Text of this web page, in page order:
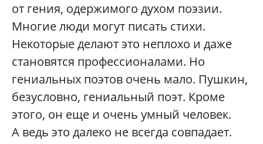
от гения, одержимого духом поэзии.
Многие люди могут писать стихи.
Некоторые делают это неплохо и даже
становятся профессионалами. Но
гениальных поэтов очень мало. Пушкин,
безусловно, гениальный поэт. Кроме
этого, он еще и очень умный человек.
А ведь это далеко не всегда совпадает.